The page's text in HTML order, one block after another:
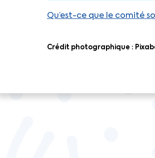
Qu’est-ce que le comité
Crédit photographique :